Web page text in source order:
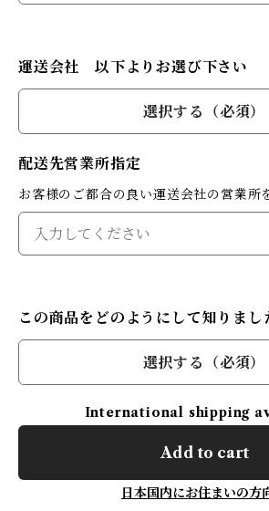
運送会社 以下よりお選び下さい
選択する（必須）
配送先営業所指定
お客様のご都合の良い運送会社の営業所
この商品をどのようにして知りまし
選択する（必須）
International shipping
Add to cart
日本国内にお住まいの方